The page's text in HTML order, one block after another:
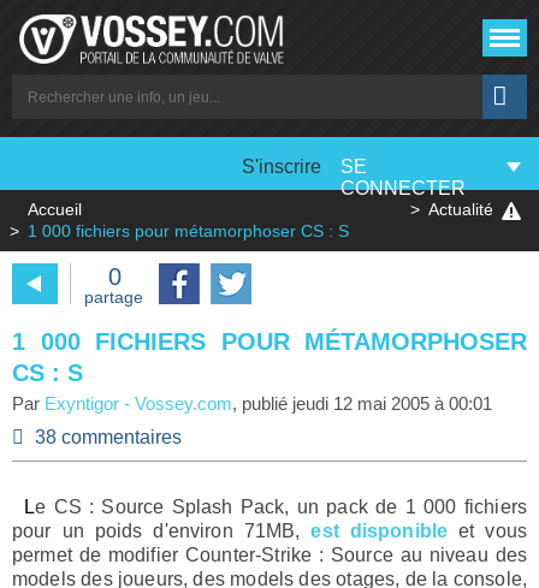
S'inscrire
SE
CONNECTER
Accueil
Actualité
1 000 fichiers pour métamorphoser CS : S
0
partage
1 000 FICHIERS POUR MÉTAMORPHOSER
CS : S
Par Exyntigor - Vossey.com, publié jeudi 12 mai 2005 à 00:01
38 commentaires
Le CS : Source Splash Pack, un pack de 1 000 fichiers
pour un poids d'environ 71MB,est disponible et vous
permet de modifier Counter-Strike : Source au niveau des
models des joueurs, des models des otages, de la console,